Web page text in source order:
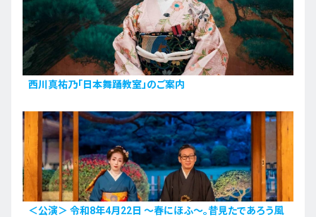
西川真祐乃「日本舞踊教室」のご案内
＜公演＞ 令和8年4月22日 〜春にほふ〜。昔見たであろう風